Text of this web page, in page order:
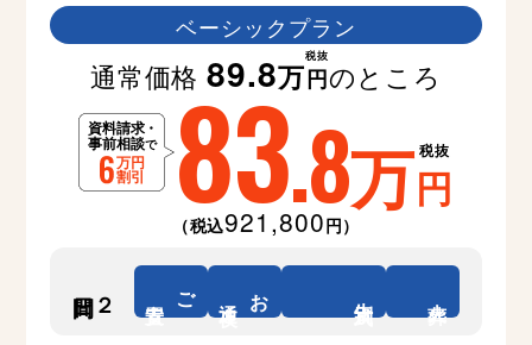
ベーシックプラン
通常価格89.8万円
税抜
のところ
83.8万円
税抜
（税込921,800円）
ご お